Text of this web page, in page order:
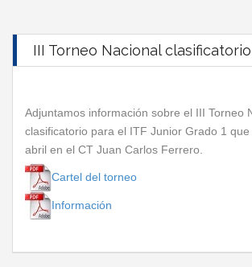
III Torneo Nacional
Adjuntamos información sobre el III Torneo
clasificatorio para el ITF Junior Grado 1
abril en el CT Juan Carlos Ferrero.
Cartel del torneo
Información